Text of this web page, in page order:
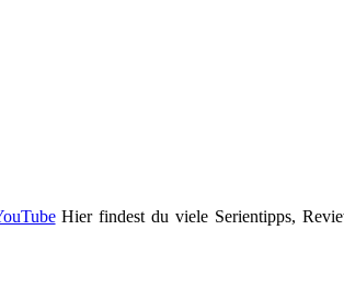
Hier findest du viele Serientipps,